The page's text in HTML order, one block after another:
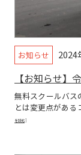
お知らせ 2024
【お知らせ】
無料スクールバス
とは変更点があ
を読む]